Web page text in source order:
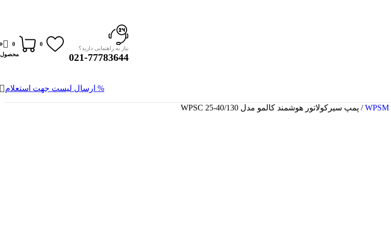
نیاز به راهنمایی دارید؟
021-77783644
0
0
محصول
% ارسال لیست جهت استعلام
/ پمپ سیرکولاتور هوشمند کالمو مدل WPSC 25-40/130